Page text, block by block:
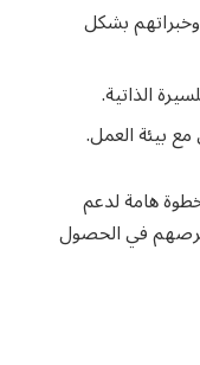
بشكل
الذاتية.
بيئة العمل.
هامة لدعم
في الحصول